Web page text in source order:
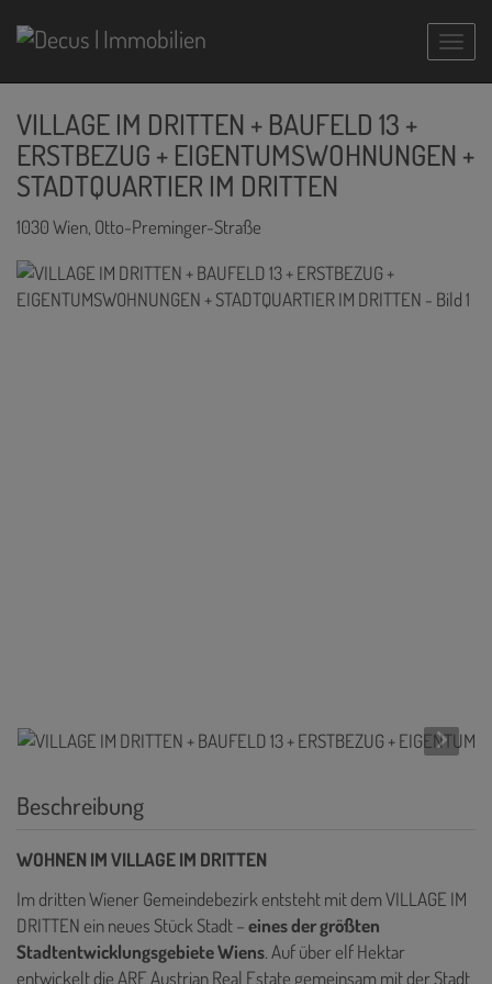
VILLAGE IM DRITTEN + BAUFELD 13 +
ERSTBEZUG + EIGENTUMSWOHNUNGEN +
STADTQUARTIER IM DRITTEN
1030 Wien, Otto-Preminger-Straße
Beschreibung
WOHNEN IM VILLAGE IM DRITTEN
Im dritten Wiener Gemeindebezirk entsteht mit dem VILLAGE IM
DRITTEN ein neues Stück Stadt –eines der größten
Stadtentwicklungsgebiete Wiens. Auf über elf Hektar
entwickelt die ARE Austrian Real Estate gemeinsam mit der Stadt